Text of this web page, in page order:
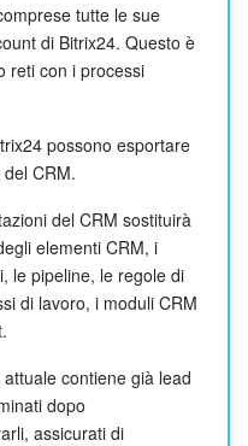
tutte le sue
di Bitrix24. Questo è
reti con i processi
possono esportare
CRM.
del CRM sostituirà
elementi CRM, i
le pipeline, le regole di
di lavoro, i moduli CRM
contiene già lead
dopo
assicurati di